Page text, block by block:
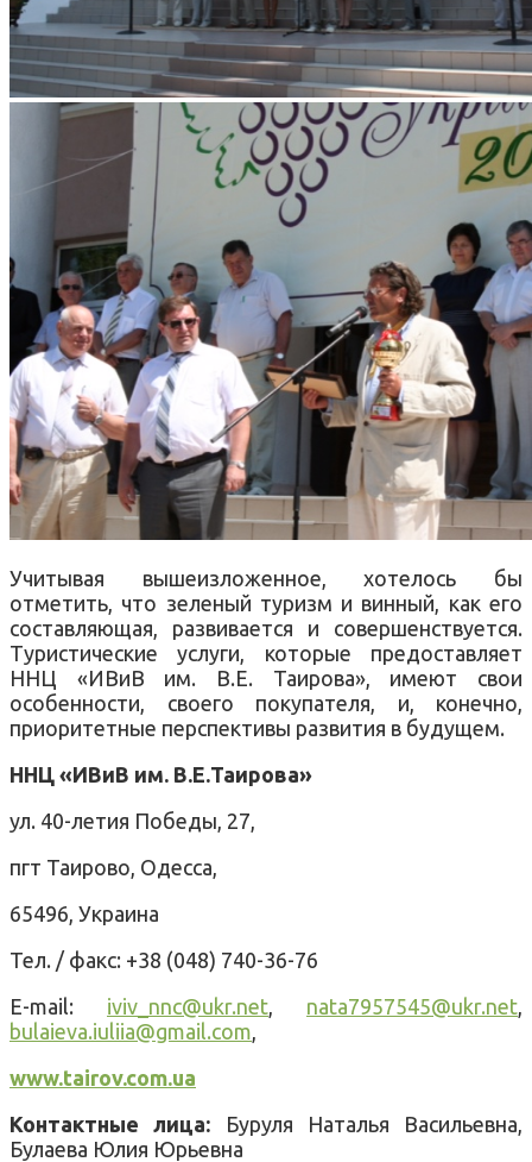
Учитывая вышеизложенное, хотелось бы
отметить, что зеленый туризм и винный, как его
составляющая, развивается и совершенствуется.
Туристические услуги, которые предоставляет
ННЦ «ИВиВ им. В.Е. Таирова», имеют свои
особенности, своего покупателя, и, конечно,
приоритетные перспективы развития в будущем.
ННЦ «ИВиВ им. В.Е.Таирова»
ул. 40-летия Победы, 27,
пгт Таирово, Одесса,
65496, Украина
Тел. / факс: +38 (048) 740-36-76
E-mail: iviv_nnc@ukr.net nata7957545@ukr.net
bulaieva.iuliia@gmail.com
www.tairov.com.ua
Контактные лица:
Буруля Наталья Васильевна,
Булаева Юлия Юрьевна